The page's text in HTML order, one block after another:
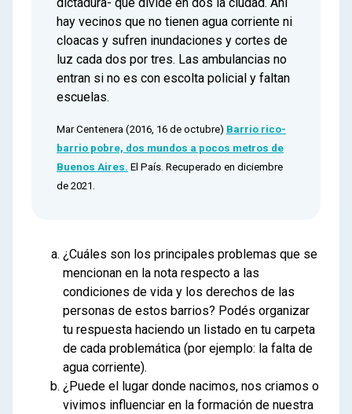
hay vecinos que no tienen agua corriente ni
cloacas y sufren inundaciones y cortes de
luz cada dos por tres. Las ambulancias no
entran si no es con escolta policial y faltan
escuelas.
Mar Centenera (2016, 16 de octubre) Barrio rico-
barrio pobre, dos mundos a pocos metros de
Buenos Aires. El País. Recuperado en diciembre
de 2021.
¿Cuáles son los principales problemas que se
mencionan en la nota respecto a las
condiciones de vida y los derechos de las
personas de estos barrios? Podés organizar
tu respuesta haciendo un listado en tu carpeta
de cada problemática (por ejemplo: la falta de
agua corriente).
¿Puede el lugar donde nacimos, nos criamos o
vivimos influenciar en la formación de nuestra